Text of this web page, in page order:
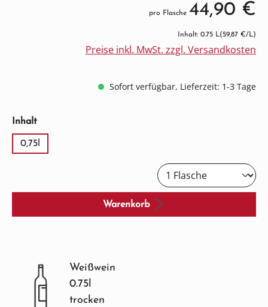
pro Flasche 44,90 €
Inhalt: 0.75 L(59,87 €/L)
Preise inkl. MwSt. zzgl. Versandkosten
Sofort verfügbar, Lieferzeit: 1-3 Tage
Inhaltauswählen
0,75l
Warenkorb
Weißwein
0.75l
trocken